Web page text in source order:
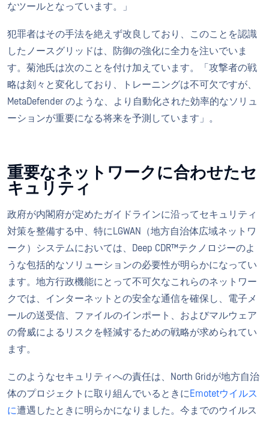
なツールとなっています。」
犯罪者はその手法を絶えず改良しており、このことを認識
したノースグリッドは、防御の強化に全力を注いでいま
す。菊池氏は次のことを付け加えています。「攻撃者の戦
略は刻々と変化しており、トレーニングは不可欠ですが、
MetaDefender のような、より自動化された効率的なソリュ
ーションが重要になる将来を予測しています」。
重要なネットワークに合わせたセ
キュリティ
政府が内閣府が定めたガイドラインに沿ってセキュリティ
対策を整備する中、特にLGWAN（地方自治体広域ネットワ
ーク）システムにおいては、Deep CDR™テクノロジーのよ
うな包括的なソリューションの必要性が明らかになってい
ます。地方行政機能にとって不可欠なこれらのネットワー
クでは、インターネットとの安全な通信を確保し、電子メ
ールの送受信、ファイルのインポート、およびマルウェア
の脅威によるリスクを軽減するための戦略が求められてい
ます。
このようなセキュリティへの責任は、North Gridが地方自治
体のプロジェクトに取り組んでいるときにEmotetウイルス
に遭遇したときに明らかになりました。今までのウイルス